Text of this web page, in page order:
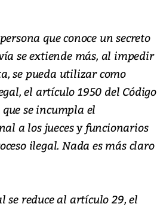
que conoce un secreto
se extiende más, al impedir
se pueda utilizar como
el artículo 1950 del Código
se incumpla el
a los jueces y funcionarios
ilegal. Nada es más claro
se reduce al artículo 29, el